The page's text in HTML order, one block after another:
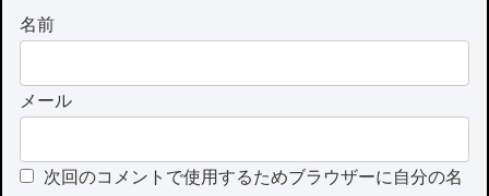
名前
メール
次回のコメントで使用するためブラウザーに自分の名